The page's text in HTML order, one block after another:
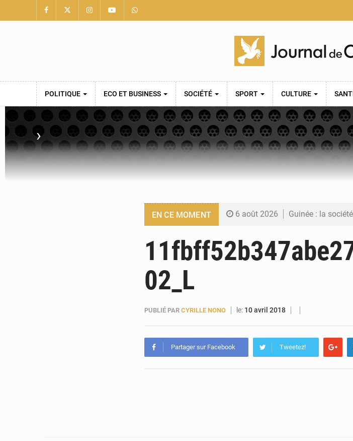
POLITIQUE ECO ET BUSINESS SOCIÉTÉ SPORT CULTURE
›
EN CE MOMENT 6 août 2026 Guinée : la société
5 août 2026 Guinée : 23 personnes
02_L
PUBLIÉ PAR CYRILLE NONO le: 10 avril 2018
Partager sur Facebook Tweetez!